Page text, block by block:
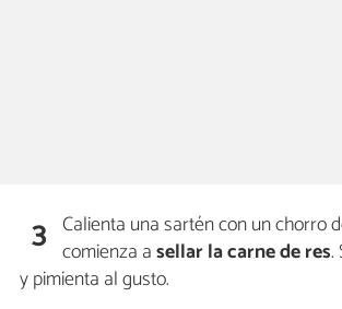
3 Calienta una sartén con un chorro
comienza asellar la carne de res.
y pimienta al gusto.